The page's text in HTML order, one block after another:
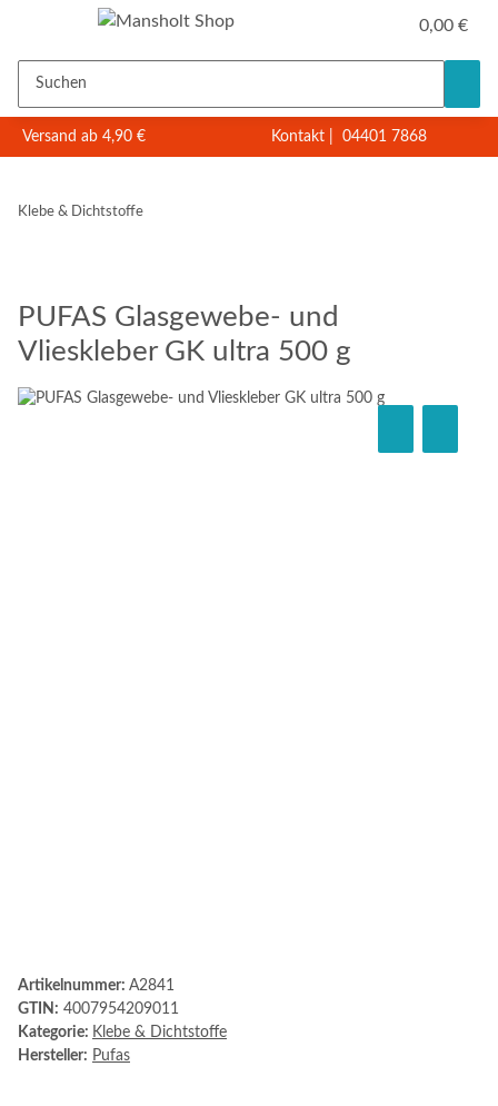
0,00 €
Versand ab 4,90 € Kontakt 04401 7868
Klebe & Dichtstoffe
PUFAS Glasgewebe- und
Vlieskleber GK ultra 500 g
Artikelnummer: A2841
GTIN: 4007954209011
Kategorie: Klebe & Dichtstoffe
Hersteller: Pufas